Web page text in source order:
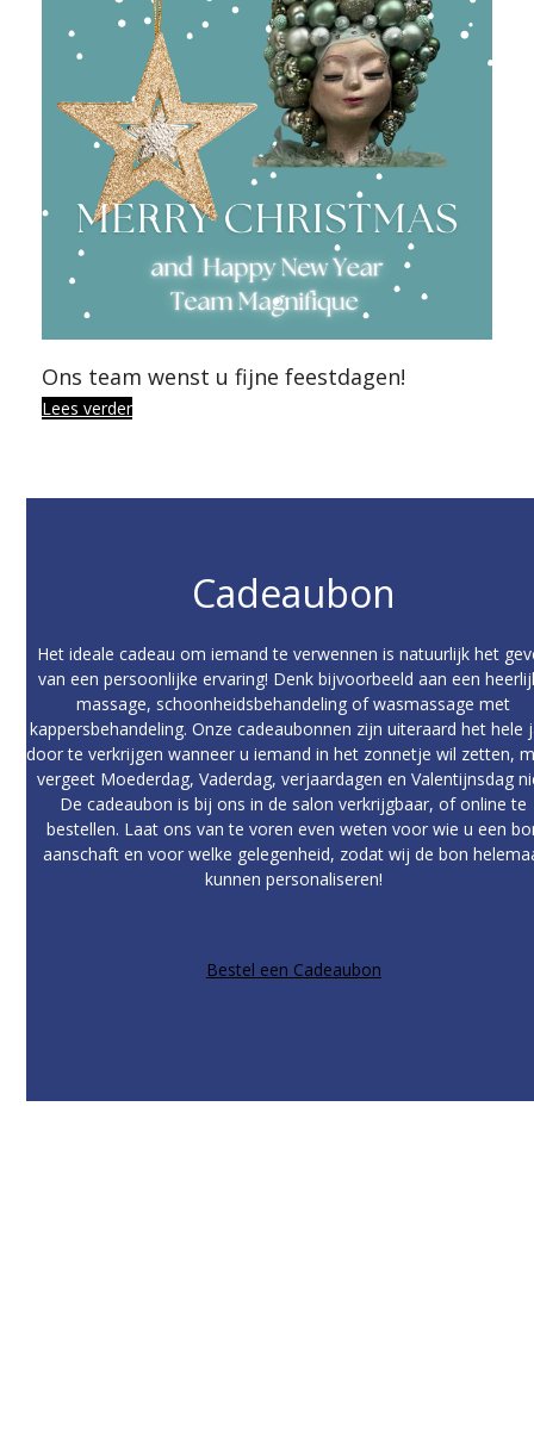
Ons team wenst u fijne feestdagen!
Lees verder
Cadeaubon
Het ideale cadeau om iemand te verwennen is natuurlijk het
van een persoonlijke ervaring! Denk bijvoorbeeld aan een
massage, schoonheidsbehandeling of wasmassage met
kappersbehandeling. Onze cadeaubonnen zijn uiteraard het hele
door te verkrijgen wanneer u iemand in het zonnetje wil zetten,
vergeet Moederdag, Vaderdag, verjaardagen en Valentijnsdag
De cadeaubon is bij ons in de salon verkrijgbaar, of online te
bestellen. Laat ons van te voren even weten voor wie u een
aanschaft en voor welke gelegenheid, zodat wij de bon
kunnen personaliseren!
Bestel een Cadeaubon